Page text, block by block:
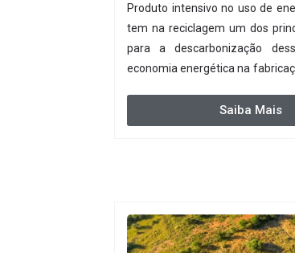
Produto intensivo no uso de
tem na reciclagem um dos
para a descarbonização
economia energética na
produção de um alumínio
entanto, tem esbarrado em
Saiba Mais